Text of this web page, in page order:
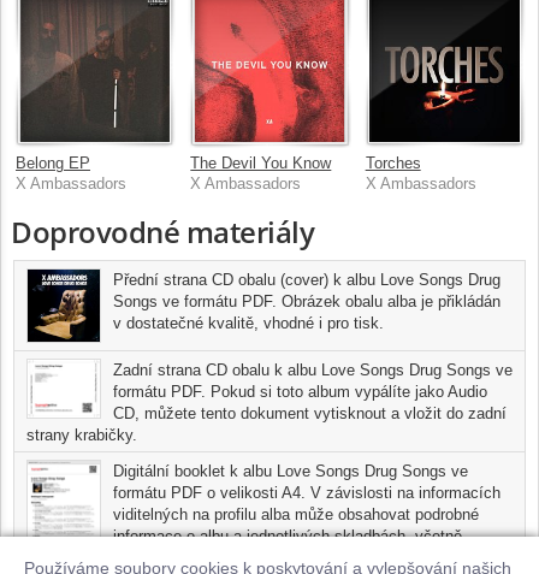
Používáme soubory cookies k poskytování a vylepšování našich
Belong EP
X Ambassadors
The Devil You Know
X Ambassadors
Torches
X Ambassadors
Doprovodné materiály
Přední strana CD obalu (cover) k albu Love Songs Drug
Songs ve formátu PDF. Obrázek obalu alba je přikládán
v dostatečné kvalitě, vhodné i pro tisk.
Zadní strana CD obalu k albu Love Songs Drug Songs ve
formátu PDF. Pokud si toto album vypálíte jako Audio
CD, můžete tento dokument vytisknout a vložit do zadní
strany krabičky.
Digitální booklet k albu Love Songs Drug Songs ve
formátu PDF o velikosti A4. V závislosti na informacích
viditelných na profilu alba může obsahovat podrobné
informace o albu a jednotlivých skladbách, včetně
seznamu participujících umělců, přesného data a místa